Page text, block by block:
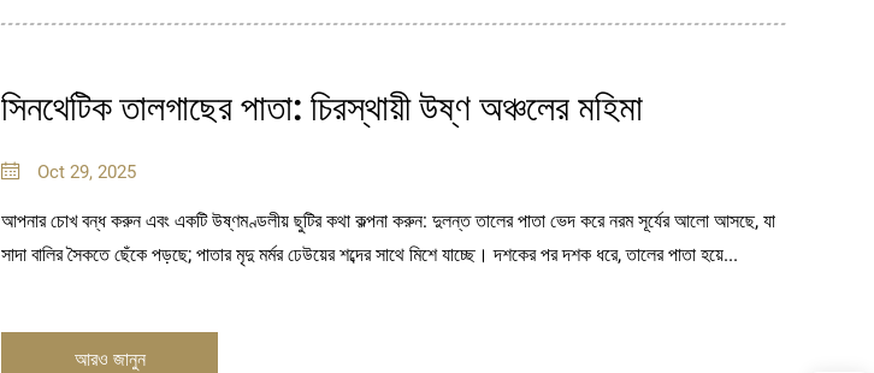
সিনথেটিক তালগাছের পাতা: চিরস্থায়ী উষ্ণ অঞ্চলের মহিমা
Oct 29, 2025
আপনার চোখ বন্ধ করুন এবং একটি উষ্ণমণ্ডলীয় ছুটির কথা কল্পনা করুন: দুলন্ত তালের পাতা ভেদ করে নরম সূর্যের আলো আসছে, যা
সাদা বালির সৈকতে ছেঁকে পড়ছে; পাতার মৃদু মর্মর ঢেউয়ের শব্দের সাথে মিশে যাচ্ছে। দশকের পর দশক ধরে, তালের পাতা হয়ে...
আরও জানুন